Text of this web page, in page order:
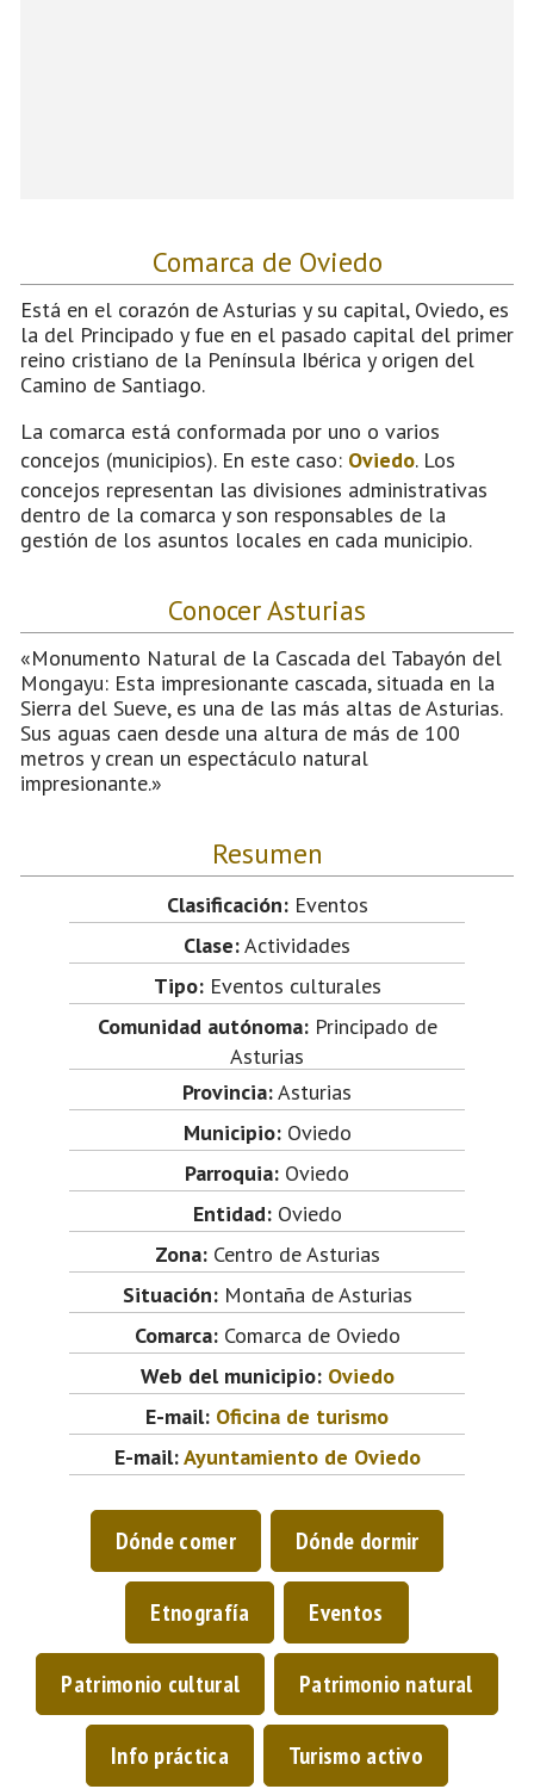
Comarca de Oviedo
Está en el corazón de Asturias y su capital, Oviedo, es
la del Principado y fue en el pasado capital del primer
reino cristiano de la Península Ibérica y origen del
Camino de Santiago.
La comarca está conformada por uno o varios
concejos (municipios). En este caso: Oviedo. Los
concejos representan las divisiones administrativas
dentro de la comarca y son responsables de la
gestión de los asuntos locales en cada municipio.
Conocer Asturias
«Monumento Natural de la Cascada del Tabayón del
Mongayu: Esta impresionante cascada, situada en la
Sierra del Sueve, es una de las más altas de Asturias.
Sus aguas caen desde una altura de más de 100
metros y crean un espectáculo natural
impresionante.»
Resumen
Clasificación:Eventos
Clase:Actividades
Tipo:Eventos culturales
Comunidad autónoma:Principado de
Asturias
Provincia:Asturias
Municipio:Oviedo
Parroquia: Oviedo
Entidad:Oviedo
Zona:Centro de Asturias
Situación:Montaña de Asturias
Comarca:Comarca de Oviedo
Web del municipio: Oviedo
E-mail: Oficina de turismo
E-mail:Ayuntamiento de Oviedo
Dónde comer Dónde dormir
Etnografía Eventos
Patrimonio cultural Patrimonio natural
Info práctica Turismo activo